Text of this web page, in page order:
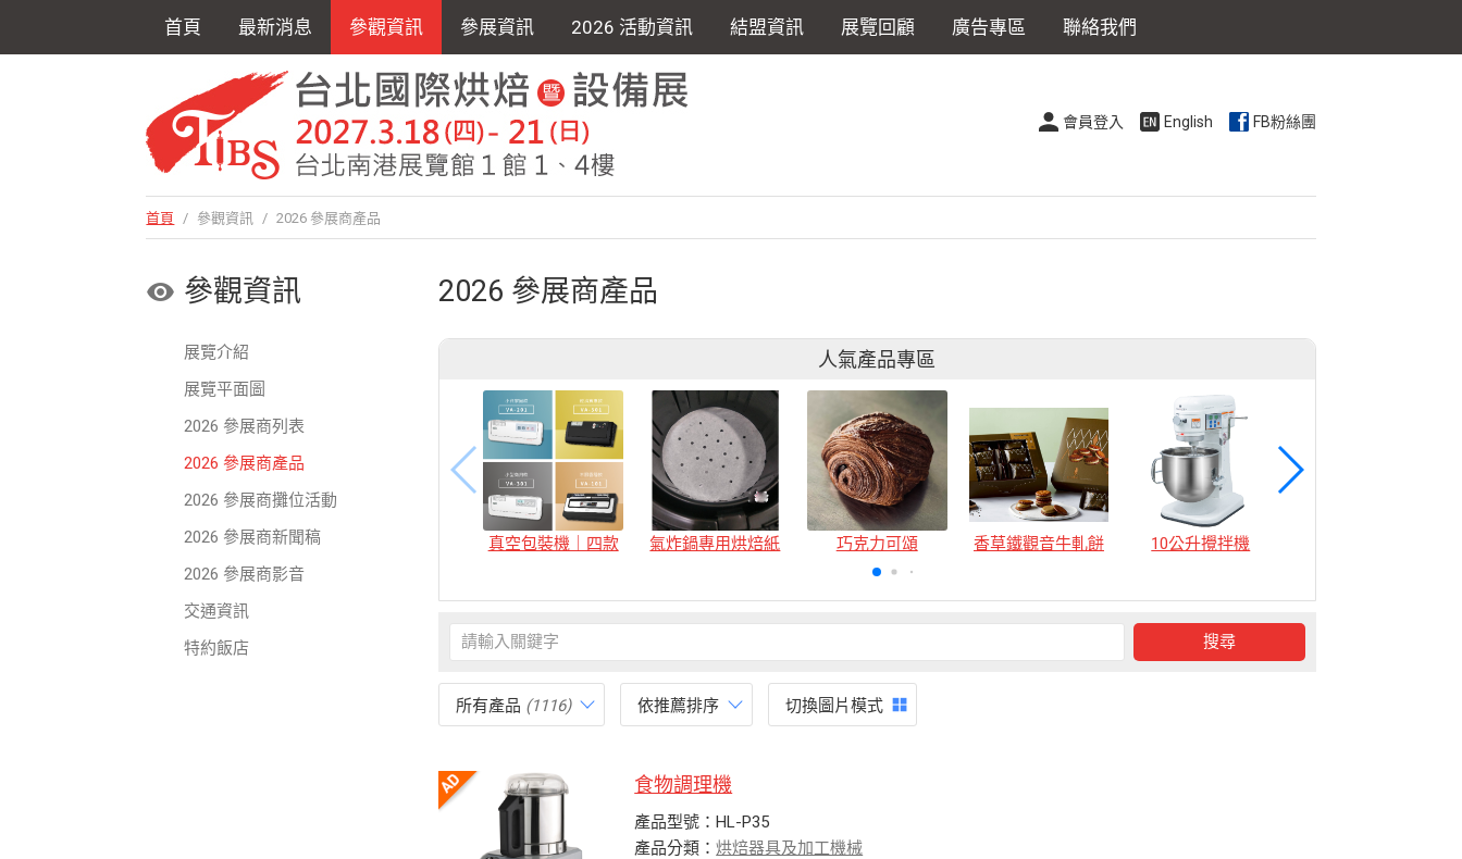
首頁 最新消息 參觀資訊 參展資訊 2026 活動資訊 結盟資訊 展覽回顧 廣告專區 聯絡我們
會員登入 English FB粉絲團
首頁 / 參觀資訊 / 2026 參展商產品
參觀資訊
展覽介紹
展覽平面圖
2026 參展商列表
2026 參展商產品
2026 參展商攤位活動
2026 參展商新聞稿
2026 參展商影音
交通資訊
特約飯店
2026 參展商產品
人氣產品專區
真空包裝機｜四款 氣炸鍋專用烘焙紙 巧克力可頌 香草鐵觀音牛軋餅 10公升攪拌機
所有產品 (1116) 依推薦排序 切換圖片模式
食物調理機
產品型號：HL-P35
產品分類：烘焙器具及加工機械